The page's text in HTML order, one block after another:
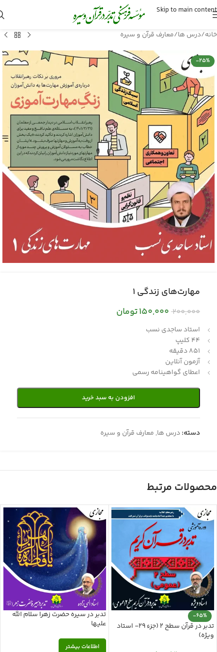
Skip to main content
خانه/درس ها/معارف قرآن و سیره
-25%
مهارت‌های زندگی 1
200,000
150,000تومان
استاد ساجدی نسب
44 کلیپ
851 دقیقه
آزمون آنلاین
اعطای گواهینامه رسمی
افزودن به سبد خرید
دسته:درس ها, معارف قرآن و سیره
محصولات مرتبط
-65%
تدبر در قرآن سطح 2 (جزء 29- استاد
ویژه)
تدبر در سیره حضرت زهرا سلام الله
علیها
اطلاعات بیشتر